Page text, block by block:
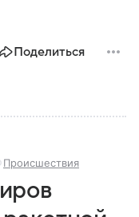
Поделиться
Происшествия